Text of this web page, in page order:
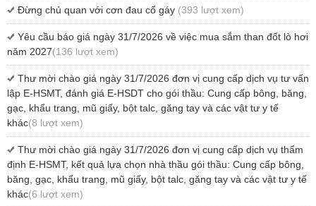
Đừng chủ quan với cơn đau cổ gáy (393 lượt xem)
Yêu cầu báo giá ngày 31/7/2026 về việc mua sắm than đốt lò hơi
năm 2027(136 lượt xem)
Thư mời chào giá ngày 31/7/2026 đơn vị cung cấp dịch vụ tư vấn
lập E-HSMT, đánh giá E-HSDT cho gói thầu: Cung cấp bông, băng,
gạc, khẩu trang, mũ giấy, bột talc, găng tay và các vật tư y tế
khác(8 lượt xem)
Thư mời chào giá ngày 31/7/2026 đơn vị cung cấp dịch vụ thẩm
định E-HSMT, kết quả lựa chọn nhà thầu gói thầu: Cung cấp bông,
băng, gạc, khẩu trang, mũ giấy, bột talc, găng tay và các vật tư y tế
khác(6 lượt xem)